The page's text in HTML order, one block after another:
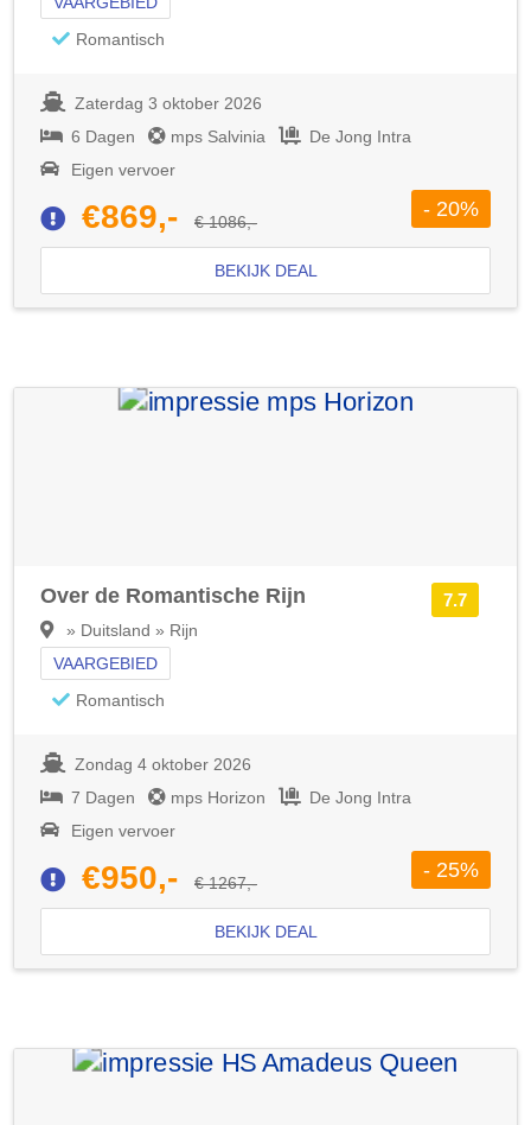
Romantisch
Zaterdag 3 oktober 2026
6 Dagen
mps Salvinia
De Jong Intra
Eigen vervoer
€869,- € 1086,-
- 20%
BEKIJK DEAL
7.7
Over de Romantische Rijn
» Duitsland » Rijn
VAARGEBIED
Romantisch
Zondag 4 oktober 2026
7 Dagen
mps Horizon
De Jong Intra
Eigen vervoer
€950,- € 1267,-
- 25%
BEKIJK DEAL